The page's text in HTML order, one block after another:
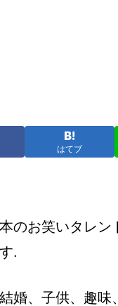
はてブ
のお笑いタレン
.
婚、子供、趣